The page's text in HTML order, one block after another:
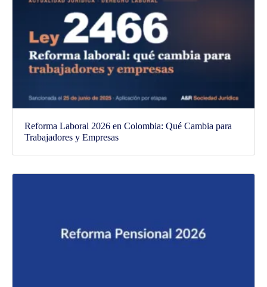
Reforma Laboral 2026 en Colombia: Qué Cambia para
Trabajadores y Empresas